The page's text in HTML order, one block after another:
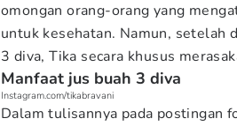
omongan orang-orang yang
untuk kesehatan. Namun, setelah
3 diva, Tika secara khusus
Manfaat jus buah 3 diva
Instagram.com/tikabravani
Dalam tulisannya pada postingan